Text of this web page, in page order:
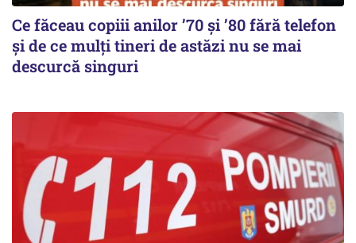
Ce făceau copiii anilor ’70 și ’80 fără telefon
și de ce mulți tineri de astăzi nu se mai
descurcă singuri